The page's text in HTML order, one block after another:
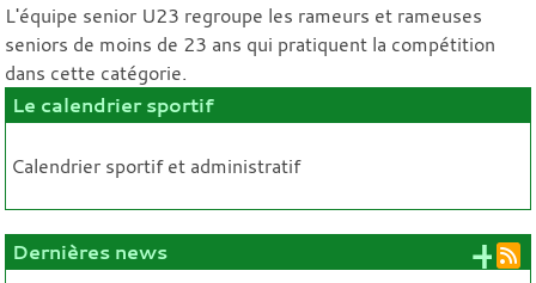
L'équipe senior U23 regroupe les rameurs et rameuses
seniors de moins de 23 ans qui pratiquent la compétition
dans cette catégorie.
Le calendrier sportif
Calendrier sportif et administratif
Dernières news +